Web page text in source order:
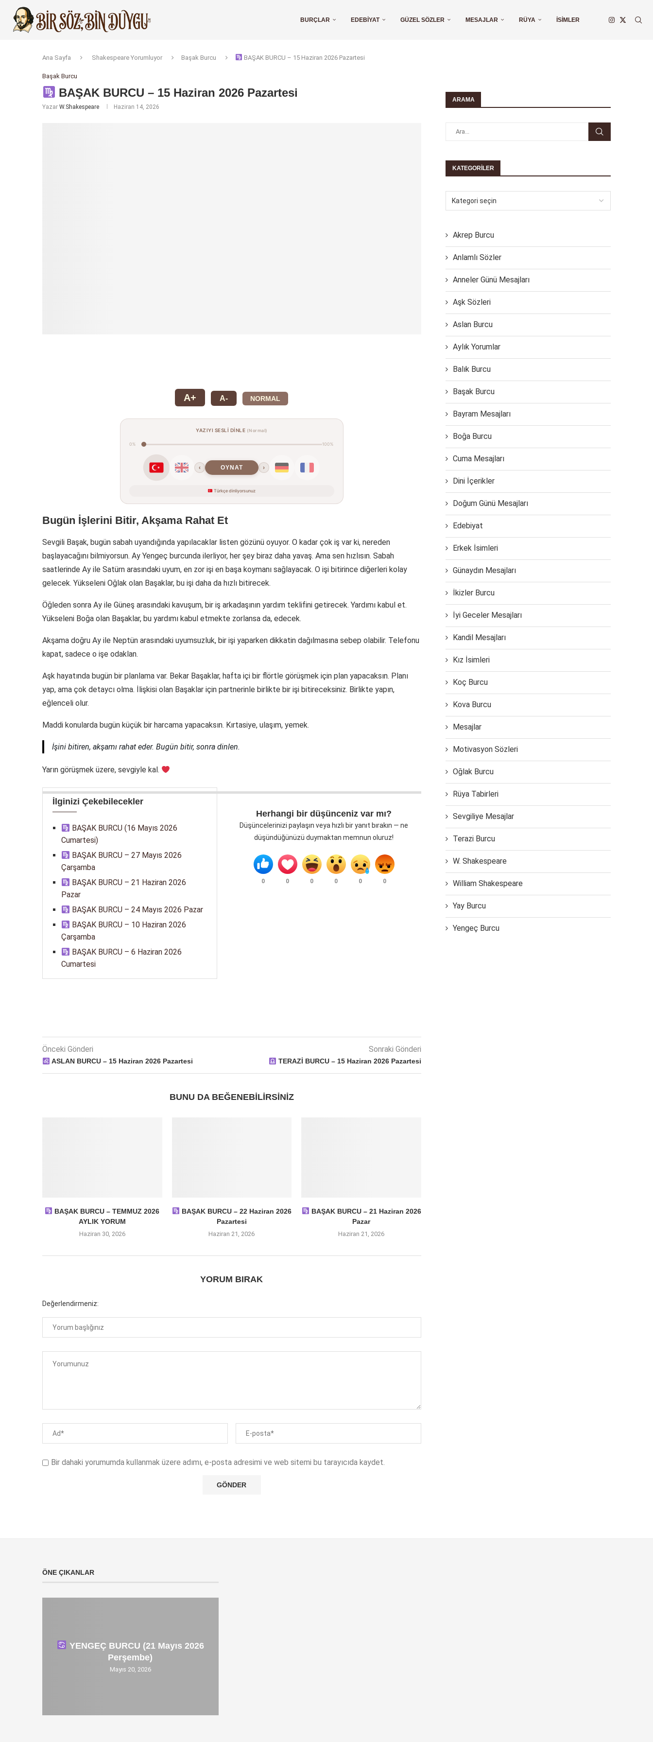
BURÇLAR EDEBIYAT GÜZEL SÖZLER MESAJLAR RÜYA İSIMLER
Ana Sayfa Shakespeare Yorumluyor Başak Burcu BAŞAK BURCU – 15 Haziran 2026 Pazartesi
Başak Burcu
BAŞAK BURCU – 15 Haziran 2026 Pazartesi
Yazar W.Shakespeare Haziran 14, 2026
A+ A- NORMAL
YAZIYI SESLİ DİNLE (Normal)
0% 100%
‹ OYNAT ›
Türkçe dinliyorsunuz
Bugün İşlerini Bitir, Akşama Rahat Et
Sevgili Başak, bugün sabah uyandığında yapılacaklar listen gözünü oyuyor. O kadar çok iş var ki, nereden
başlayacağını bilmiyorsun. Ay Yengeç burcunda ilerliyor, her şey biraz daha yavaş. Ama sen hızlısın. Sabah
saatlerinde Ay ile Satürn arasındaki uyum, en zor işi en başa koymanı sağlayacak. O işi bitirince diğerleri kolay
gelecek. Yükseleni Oğlak olan Başaklar, bu işi daha da hızlı bitirecek.
Öğleden sonra Ay ile Güneş arasındaki kavuşum, bir iş arkadaşının yardım teklifini getirecek. Yardımı kabul et.
Yükseleni Boğa olan Başaklar, bu yardımı kabul etmekte zorlansa da, edecek.
Akşama doğru Ay ile Neptün arasındaki uyumsuzluk, bir işi yaparken dikkatin dağılmasına sebep olabilir. Telefonu
kapat, sadece o işe odaklan.
Aşk hayatında bugün bir planlama var. Bekar Başaklar, hafta içi bir flörtle görüşmek için plan yapacaksın. Planı
yap, ama çok detaycı olma. İlişkisi olan Başaklar için partnerinle birlikte bir işi bitireceksiniz. Birlikte yapın,
eğlenceli olur.
Maddi konularda bugün küçük bir harcama yapacaksın. Kırtasiye, ulaşım, yemek.
İşini bitiren, akşamı rahat eder. Bugün bitir, sonra dinlen.
Yarın görüşmek üzere, sevgiyle kal.
İlginizi Çekebilecekler
BAŞAK BURCU (16 Mayıs 2026
Cumartesi)
BAŞAK BURCU – 27 Mayıs 2026
Çarşamba
BAŞAK BURCU – 21 Haziran 2026
Pazar
BAŞAK BURCU – 24 Mayıs 2026 Pazar
BAŞAK BURCU – 10 Haziran 2026
Çarşamba
BAŞAK BURCU – 6 Haziran 2026
Cumartesi
Herhangi bir düşünceniz var mı?
Düşüncelerinizi paylaşın veya hızlı bir yanıt bırakın — ne
düşündüğünüzü duymaktan memnun oluruz!
0 0 0 0 0 0
Önceki Gönderi
ASLAN BURCU – 15 Haziran 2026 Pazartesi
Sonraki Gönderi
TERAZİ BURCU – 15 Haziran 2026 Pazartesi
BUNU DA BEĞENEBILIRSINIZ
BAŞAK BURCU – TEMMUZ 2026
AYLIK YORUM
Haziran 30, 2026
BAŞAK BURCU – 22 Haziran 2026
Pazartesi
Haziran 21, 2026
BAŞAK BURCU – 21 Haziran 2026
Pazar
Haziran 21, 2026
YORUM BIRAK
Değerlendirmeniz:
Bir dahaki yorumumda kullanmak üzere adımı, e-posta adresimi ve web sitemi bu tarayıcıda kaydet.
ARAMA
KATEGORILER
Akrep Burcu
Anlamlı Sözler
Anneler Günü Mesajları
Aşk Sözleri
Aslan Burcu
Aylık Yorumlar
Balık Burcu
Başak Burcu
Bayram Mesajları
Boğa Burcu
Cuma Mesajları
Dini İçerikler
Doğum Günü Mesajları
Edebiyat
Erkek İsimleri
Günaydın Mesajları
İkizler Burcu
İyi Geceler Mesajları
Kandil Mesajları
Kız İsimleri
Koç Burcu
Kova Burcu
Mesajlar
Motivasyon Sözleri
Oğlak Burcu
Rüya Tabirleri
Sevgiliye Mesajlar
Terazi Burcu
W. Shakespeare
William Shakespeare
Yay Burcu
Yengeç Burcu
ÖNE ÇIKANLAR
YENGEÇ BURCU (21 Mayıs 2026
Perşembe)
Mayıs 20, 2026